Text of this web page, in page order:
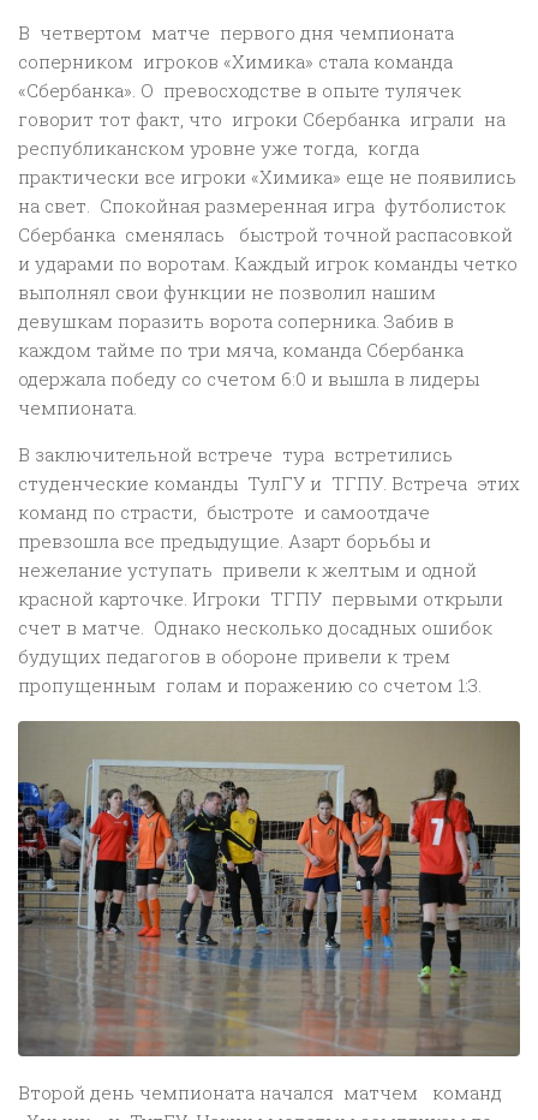
В четвертом матче первого дня чемпионата
соперником игроков «Химика» стала команда
«Сбербанка». О превосходстве в опыте тулячек
говорит тот факт, что игроки Сбербанка играли на
республиканском уровне уже тогда, когда
практически все игроки «Химика» еще не появились
на свет. Спокойная размеренная игра футболисток
Сбербанка сменялась быстрой точной распасовкой
и ударами по воротам. Каждый игрок команды четко
выполнял свои функции не позволил нашим
девушкам поразить ворота соперника. Забив в
каждом тайме по три мяча, команда Сбербанка
одержала победу со счетом 6:0 и вышла в лидеры
чемпионата.
В заключительной встрече тура встретились
студенческие команды ТулГУ и ТГПУ. Встреча этих
команд по страсти, быстроте и самоотдаче
превзошла все предыдущие. Азарт борьбы и
нежелание уступать привели к желтым и одной
красной карточке. Игроки ТГПУ первыми открыли
счет в матче. Однако несколько досадных ошибок
будущих педагогов в обороне привели к трем
пропущенным голам и поражению со счетом 1:3.
Второй день чемпионата начался матчем команд